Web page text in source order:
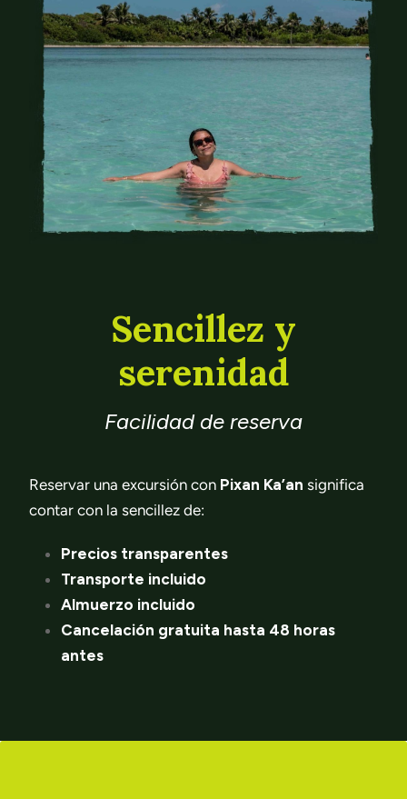
Sencillez y
serenidad
Facilidad de reserva
Reservar una excursión con Pixan Ka’an significa
contar con la sencillez de:
Precios transparentes
Transporte incluido
Almuerzo incluido
Cancelación gratuita hasta 48 horas
antes